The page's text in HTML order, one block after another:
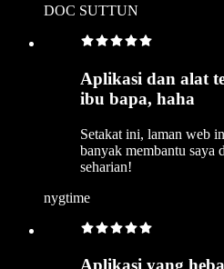
DOC SUTTUN
Aplikasi dan alat
ibu bapa, haha
Setakat ini, laman web
banyak membantu saya
seharian!
nygtime
Aplikasi yang